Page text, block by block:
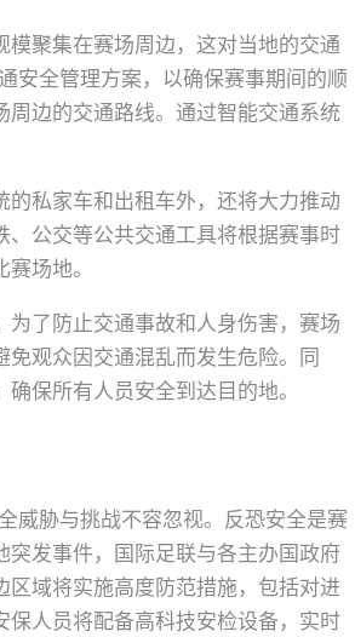
聚集在赛场周边，这对当地的交通
安全管理方案，以确保赛事期间的顺
边的交通路线。通过智能交通系统
私家车和出租车外，还将大力推动
公交等公共交通工具将根据赛事时
场地。
了防止交通事故和人身伤害，赛场
观众因交通混乱而发生危险。同
保所有人员安全到达目的地。
威胁与挑战不容忽视。反恐安全是赛
发事件，国际足联与各主办国政府
域将实施高度防范措施，包括对进
人员将配备高科技安检设备，实时